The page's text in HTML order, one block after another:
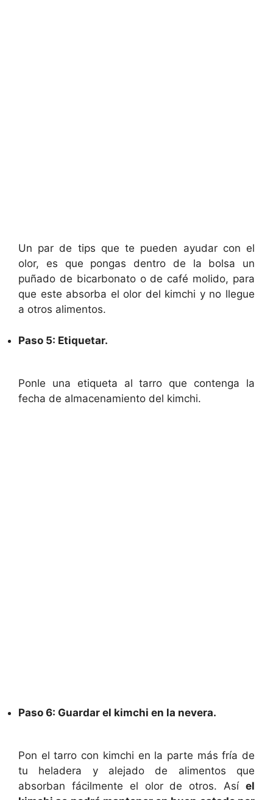
Un par de tips que te pueden ayudar con el
olor, es que pongas dentro de la bolsa un
puñado de bicarbonato o de café molido, para
que este absorba el olor del kimchi y no llegue
a otros alimentos.
Paso 5: Etiquetar.
Ponle una etiqueta al tarro que contenga la
fecha de almacenamiento del kimchi.
Paso 6: Guardar el kimchi en la nevera.
Pon el tarro con kimchi en la parte más fría de
tu heladera y alejado de alimentos que
absorban fácilmente el olor de otros. Así el